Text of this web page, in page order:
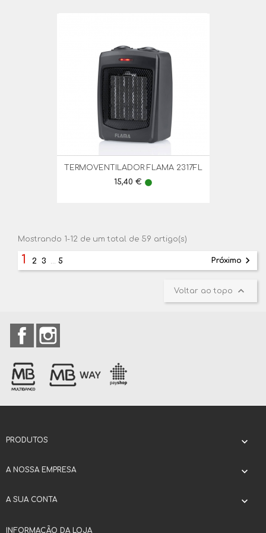
TERMOVENTILADOR FLAMA 2317FL
Preço
15,40 € lens
Mostrando 1-12 de um total de 59 artigo(s)
1 2 3 … 5 Próximo 
Voltar ao topo 
Facebook
PRODUTOS 
A NOSSA EMPRESA 
A SUA CONTA 
INFORMAÇÃO DA LOJA